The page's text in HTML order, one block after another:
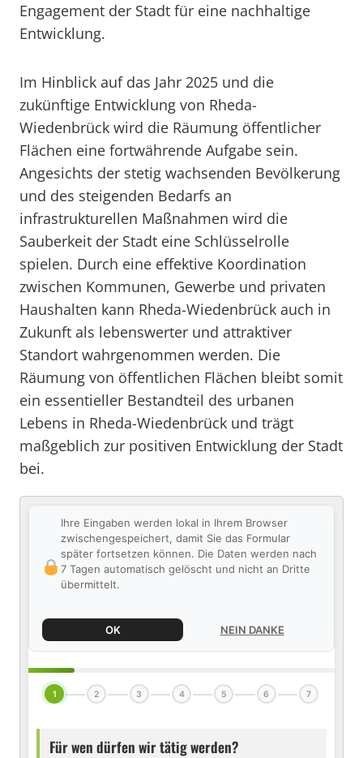
Engagement der Stadt für eine nachhaltige
Entwicklung.
Im Hinblick auf das Jahr 2025 und die
zukünftige Entwicklung von Rheda-
Wiedenbrück wird die Räumung öffentlicher
Flächen eine fortwährende Aufgabe sein.
Angesichts der stetig wachsenden Bevölkerung
und des steigenden Bedarfs an
infrastrukturellen Maßnahmen wird die
Sauberkeit der Stadt eine Schlüsselrolle
spielen. Durch eine effektive Koordination
zwischen Kommunen, Gewerbe und privaten
Haushalten kann Rheda-Wiedenbrück auch in
Zukunft als lebenswerter und attraktiver
Standort wahrgenommen werden. Die
Räumung von öffentlichen Flächen bleibt somit
ein essentieller Bestandteil des urbanen
Lebens in Rheda-Wiedenbrück und trägt
maßgeblich zur positiven Entwicklung der Stadt
bei.
Ihre Eingaben werden lokal in Ihrem Browser
zwischengespeichert, damit Sie das Formular
später fortsetzen können. Die Daten werden nach
7 Tagen automatisch gelöscht und nicht an Dritte
übermittelt.
OK NEIN DANKE
1 2 3 4 5 6 7
Für wen dürfen wir tätig werden?